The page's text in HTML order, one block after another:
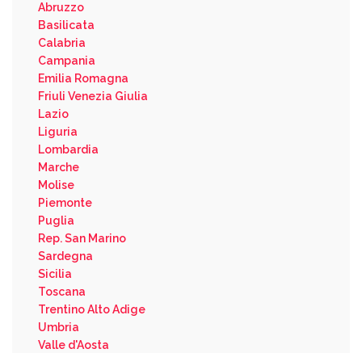
Abruzzo
Basilicata
Calabria
Campania
Emilia Romagna
Friuli Venezia Giulia
Lazio
Liguria
Lombardia
Marche
Molise
Piemonte
Puglia
Rep. San Marino
Sardegna
Sicilia
Toscana
Trentino Alto Adige
Umbria
Valle d'Aosta